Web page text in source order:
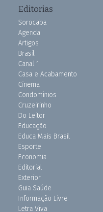
Editorias
Sorocaba
Agenda
Artigos
Brasil
Canal 1
Casa e Acabamento
Cinema
Condomínios
Cruzeirinho
Do Leitor
Educação
Educa Mais Brasil
Esporte
Economia
Editorial
Exterior
Guia Saúde
Informação Livre
Letra Viva